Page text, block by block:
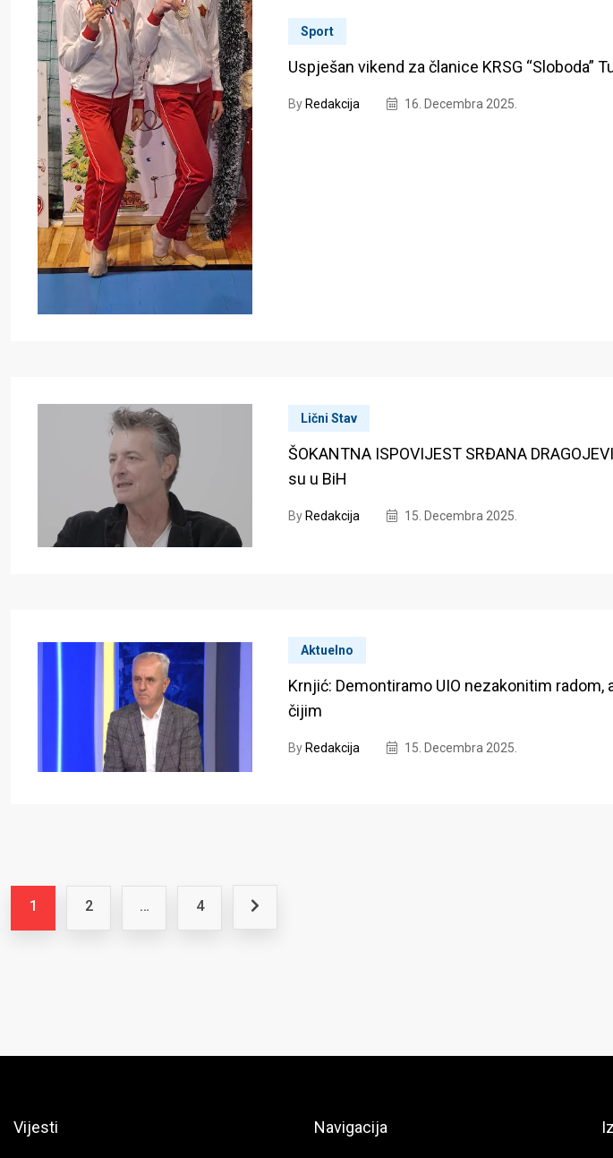
Sport
Uspješan vikend za članice KRSG “Sloboda”
By Redakcija 16. Decembra 2025.
Lični Stav
ŠOKANTNA ISPOVIJEST SRĐANA
su u BiH
By Redakcija 15. Decembra 2025.
Aktuelno
Krnjić: Demontiramo UIO nezakonitim radom,
čijim
By Redakcija 15. Decembra 2025.
1 2 … 4
Vijesti Navigacija